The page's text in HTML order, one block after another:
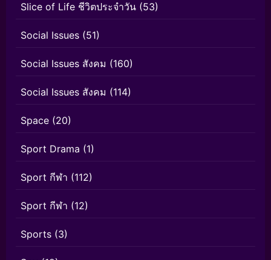
Slice of Life ชีวิตประจำวัน (53)
Social Issues (51)
Social Issues สังคม (160)
Social Issues สังคม (114)
Space (20)
Sport Drama (1)
Sport กีฬา (112)
Sport กีฬา (12)
Sports (3)